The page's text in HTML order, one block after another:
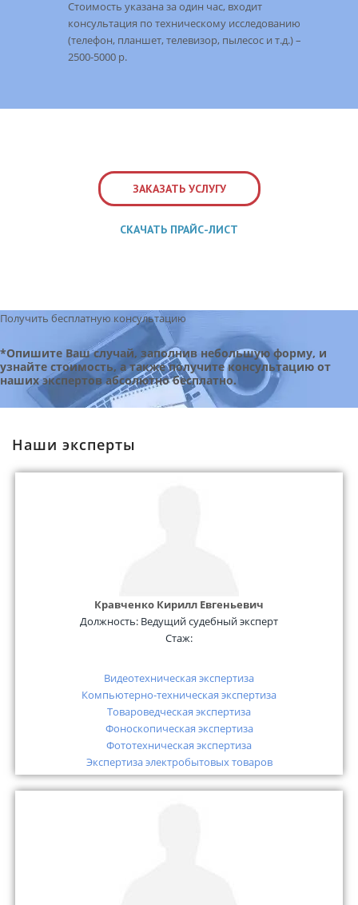
Стоимость указана за один час, входит
консультация по техническому исследованию
(телефон, планшет, телевизор, пылесос и т.д.) –
2500-5000 р.
ЗАКАЗАТЬ УСЛУГУ
СКАЧАТЬ ПРАЙС-ЛИСТ
Получить бесплатную консультацию
*Опишите Ваш случай, заполнив небольшую форму, и
узнайте стоимость, а также получите консультацию от
наших экспертов абсолютно бесплатно.
Наши эксперты
Кравченко Кирилл Евгеньевич
Должность: Ведущий судебный эксперт
Стаж:
Видеотехническая экспертиза
Компьютерно-техническая экспертиза
Товароведческая экспертиза
Фоноскопическая экспертиза
Фототехническая экспертиза
Экспертиза электробытовых товаров